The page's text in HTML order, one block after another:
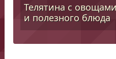
Телятина с
и полезного блюда